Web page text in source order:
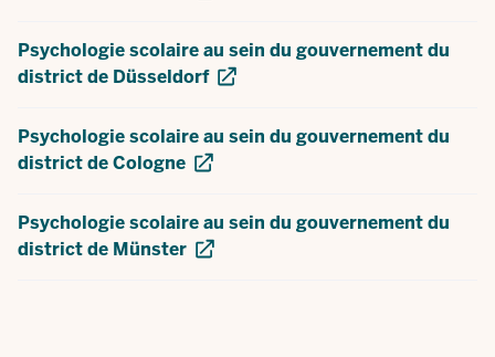
Psychologie scolaire au sein du gouvernement du
district de Düsseldorf
Psychologie scolaire au sein du gouvernement du
district de Cologne
Psychologie scolaire au sein du gouvernement du
district de Münster